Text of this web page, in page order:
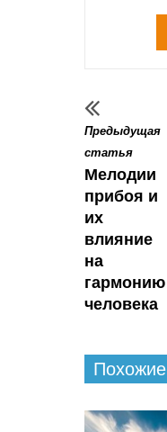
Предыдущая
статья
Мелодии
прибоя и
их
влияние
на
гармонию
человека
Похожие